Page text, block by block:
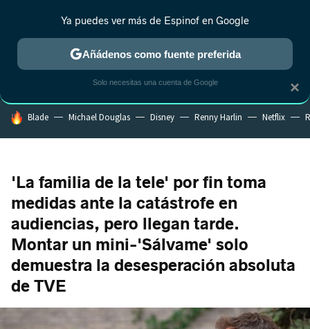
ESTRENOS REALITY ANIME RANKINGS CINE
HOY SE HABLA DE
Blade Michael Douglas Disney Renny Harlin Netflix
'La familia de la tele' por fin toma
medidas ante la catástrofe en
audiencias, pero llegan tarde.
Montar un mini-'Sálvame' solo
demuestra la desesperación absoluta
de TVE
×
Ya puedes ver más de Espinof en Google
Añádenos como fuente preferida
Solo necesitas una cuenta de Google